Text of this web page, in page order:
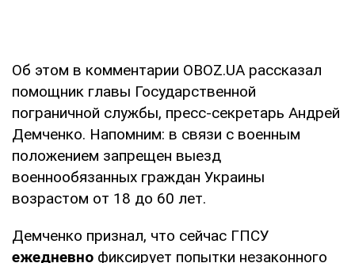
Об этом в комментарии OBOZ.UA рассказал
помощник главы Государственной
пограничной службы, пресс-секретарь Андрей
Демченко. Напомним: в связи с военным
положением запрещен выезд
военнообязанных граждан Украины
возрастом от 18 до 60 лет.
Демченко признал, что сейчас ГПСУ
ежедневно фиксирует попытки незаконного